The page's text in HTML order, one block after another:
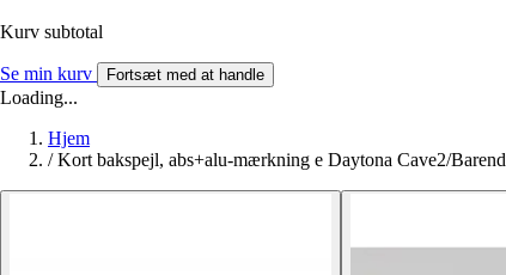
Kurv subtotal
Se min kurv Fortsæt med at handle
Loading...
Hjem
/ Kort bakspejl, abs+alu-mærkning e Daytona Cave2/Barend